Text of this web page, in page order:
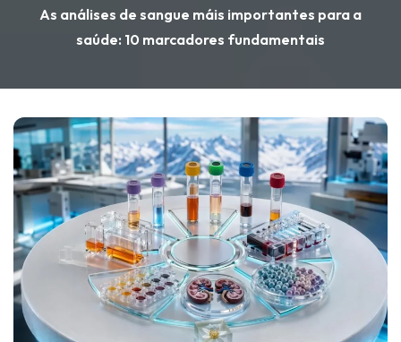
As análises de sangue máis importantes para a
saúde: 10 marcadores fundamentais